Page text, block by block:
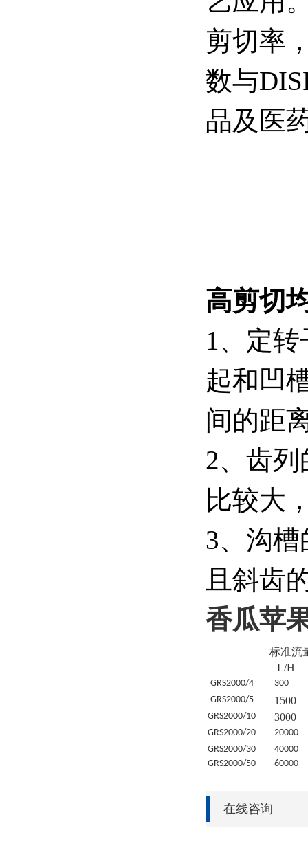
剪切率
数与
品及医
高剪切
1、定
起和凹
间的距
2、齿列
比较大
3、沟
且斜齿
香瓜苹
标准流
L/H
GRS2000/4 300
GRS2000/5 1500
GRS2000/10 3000
GRS2000/20 20000
GRS2000/30 40000
GRS2000/50 60000
在线咨询